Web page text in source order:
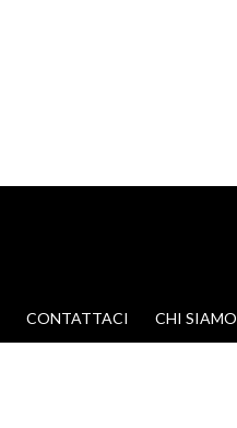
CONTATTACI CHI SIAMO